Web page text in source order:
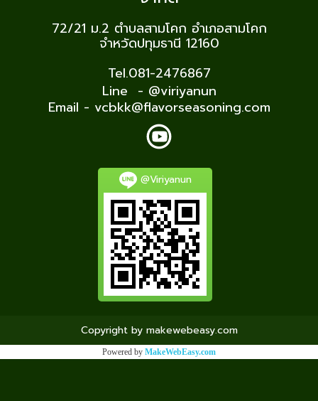
72/21 ม.2 ตำบลสามโคก อำเภอสามโคก
จำหวัดปทุมธานี 12160
Tel.081-2476867
Line - @viriyanun
Email - vcbkk@flavorseasoning.com
@Viriyanun
Copyright by makewebeasy.com
Powered by MakeWebEasy.com